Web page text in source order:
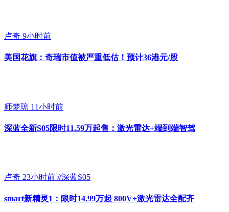
卢奇 9小时前
美国花旗：奇瑞市值被严重低估！预计36港元/股
师梦琼 11小时前
深蓝全新S05限时11.59万起售：激光雷达+端到端智驾
卢奇 23小时前 #深蓝S05
smart新精灵1：限时14.99万起 800V+激光雷达全配齐